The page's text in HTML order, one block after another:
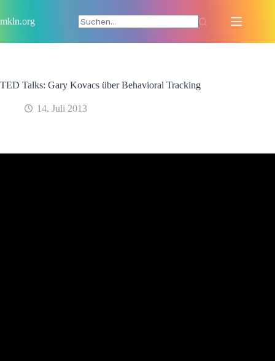
Inhalt
springen
mkln.org
TED Talks: Gary Kovacs über Behavioral Tracking
14. Juli 2013